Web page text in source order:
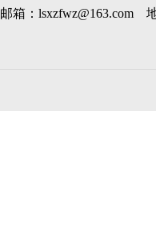
邮箱：lsxzfwz@163.com